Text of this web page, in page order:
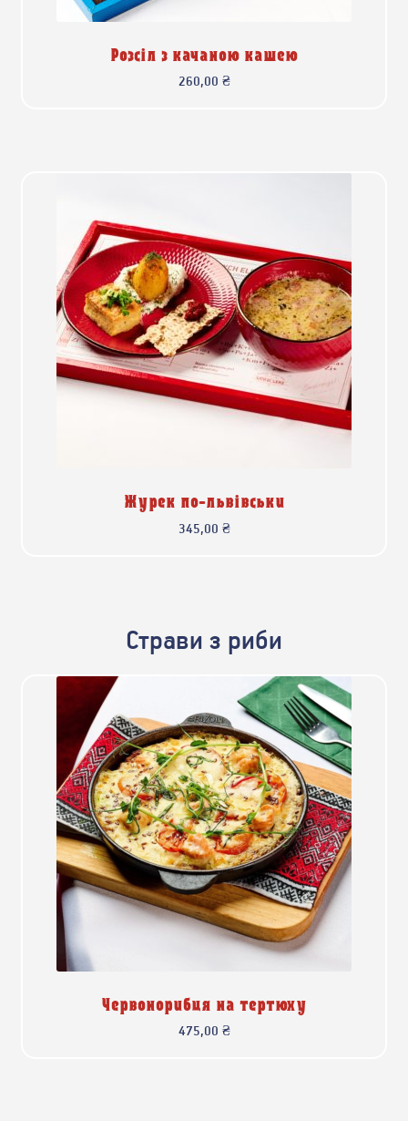
Розсіл з качаною кашею
260,00 ₴
Журек по-львівськи
345,00 ₴
Страви з риби
Червонорибця на тертюху
475,00 ₴